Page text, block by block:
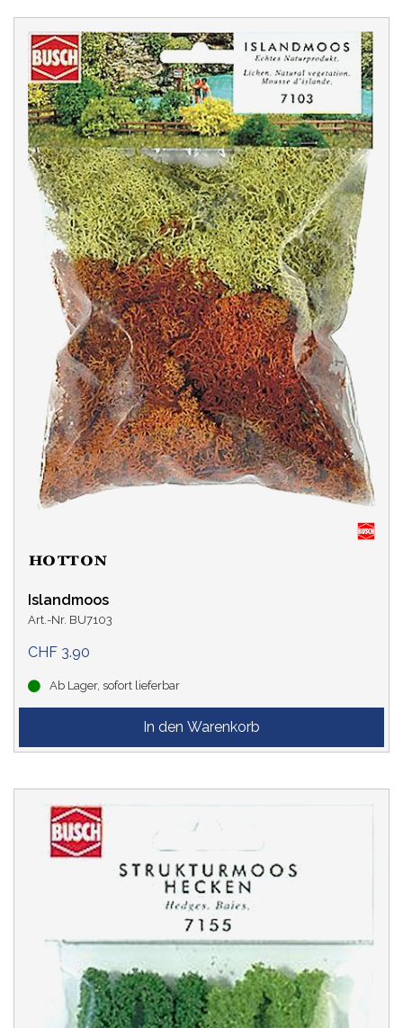
Islandmoos
Art.-Nr. BU7103
CHF 3.90
Ab Lager, sofort lieferbar